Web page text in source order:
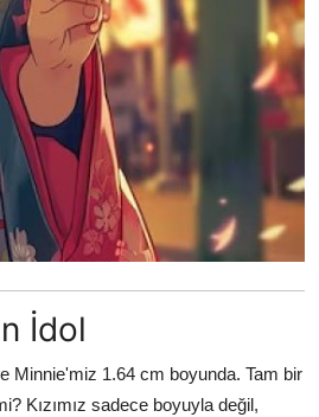
İdol
Minnie'miz 1.64 cm boyunda. Tam bir
Kızımız sadece boyuyla değil,